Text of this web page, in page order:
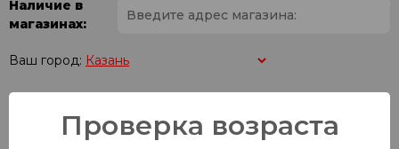
Наличие в
магазинах:
Ваш город:
Батыршина 20Б
23:00
23 шт.
Проверка возраста